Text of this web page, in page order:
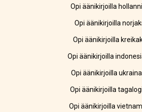
Opi äänikirjoilla
Opi äänikirjoilla
Opi äänikirjoilla
Opi äänikirjoilla
Opi äänikirjoilla
Opi äänikirjoilla
Opi äänikirjoilla